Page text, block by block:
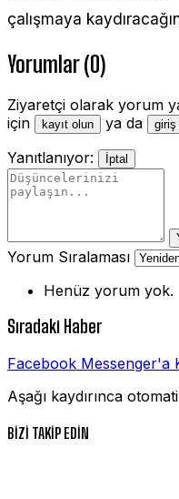
çalışmaya
Yorumlar (0)
Ziyaretçi olarak yorum
için
kayıt olun ya da giriş
Yanıtlanıyor:
İptal
Yorum Sıralaması
Henüz yorum yok.
Sıradaki Haber
Facebook Messenger'a
Aşağı kaydırınca
BİZİ TAKİP EDİN